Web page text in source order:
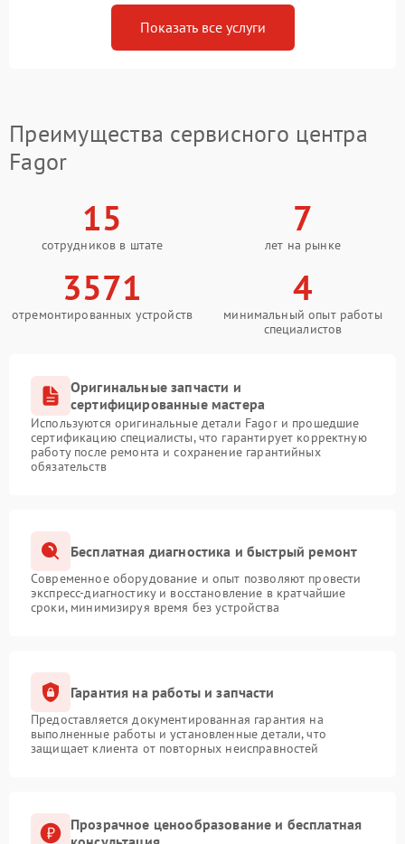
Показать все услуги
Преимущества сервисного центра
Fagor
15
сотрудников в штате
7
лет на рынке
3571
отремонтированных устройств
4
минимальный опыт работы
специалистов
Оригинальные запчасти и
сертифицированные мастера
Используются оригинальные детали Fagor и прошедшие
сертификацию специалисты, что гарантирует корректную
работу после ремонта и сохранение гарантийных
обязательств
Бесплатная диагностика и быстрый ремонт
Современное оборудование и опыт позволяют провести
экспресс-диагностику и восстановление в кратчайшие
сроки, минимизируя время без устройства
Гарантия на работы и запчасти
Предоставляется документированная гарантия на
выполненные работы и установленные детали, что
защищает клиента от повторных неисправностей
Прозрачное ценообразование и бесплатная